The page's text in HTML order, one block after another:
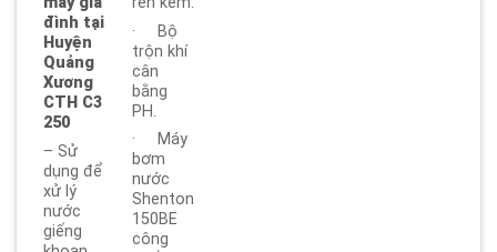
đình tại
Huyện
Quảng
Xương
CTH C3
250
– Sử
dụng để
xử lý
nước
giếng
· Bộ
trộn khí
cân
bằng
PH.
· Máy
bơm
nước
Shenton
150BE
công